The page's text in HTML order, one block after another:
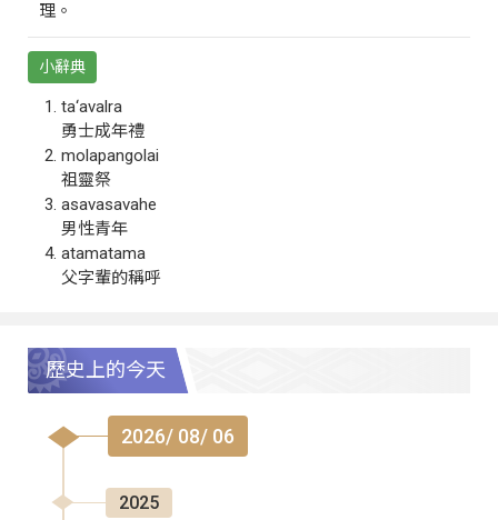
理。
小辭典
ta‘avalra
勇士成年禮
molapangolai
祖靈祭
asavasavahe
男性青年
atamatama
父字輩的稱呼
歷史上的今天
2026/ 08/ 06
2025